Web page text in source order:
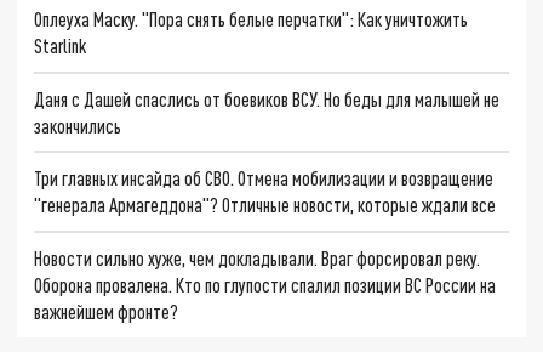
Оплеуха Маску. "Пора снять белые перчатки": Как уничтожить
Starlink
Даня с Дашей спаслись от боевиков ВСУ. Но беды для малышей не
закончились
Три главных инсайда об СВО. Отмена мобилизации и возвращение
"генерала Армагеддона"? Отличные новости, которые ждали все
Новости сильно хуже, чем докладывали. Враг форсировал реку.
Оборона провалена. Кто по глупости спалил позиции ВС России на
важнейшем фронте?